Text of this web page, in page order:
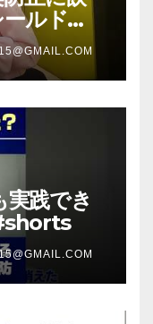
ルド
ＢＣ福井
映像
践でき